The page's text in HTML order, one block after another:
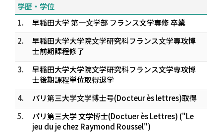
学歴・学位
1.
早稲田大学 第一文学部 フランス文学専修 卒業
2.
早稲田大学大学院文学研究科フランス文学専攻博
士前期課程修了
3.
早稲田大学大学院文学研究科フランス文学専攻博
士後期課程単位取得退学
4.
パリ第三大学文学博士号(Docteur ès lettres)取得
5.
パリ第三大学 文学博士(Doctuer ès Lettres) ("Le
jeu du je chez Raymond Roussel")